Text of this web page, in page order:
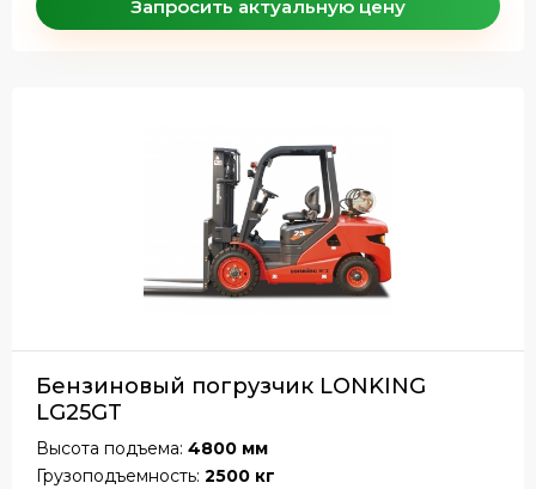
Запросить актуальную цену
Бензиновый погрузчик LONKING
LG25GT
Высота подъема: 4800 мм
Грузоподъемность: 2500 кг